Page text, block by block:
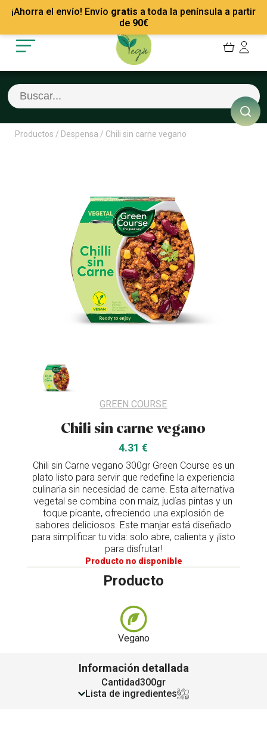
¡Ahorra el envío! Envío gratis a toda la península a partir
de 90€
Mis Pedidos
Mis favoritos
Cerrar sesión
Recetas
Empresas
Contacto
Productos / Despensa / Chili sin carne vegano
GREEN COURSE
Chili sin carne vegano
4.31 €
Chili sin Carne vegano 300gr Green Course es un
plato listo para servir que redefine la experiencia
culinaria sin necesidad de carne. Esta alternativa
vegetal se combina con maíz, judías pintas y un
toque picante, ofreciendo una explosión de
sabores deliciosos. Este manjar está diseñado
para simplificar tu vida: solo abre, calienta y ¡listo
para disfrutar!
Producto no disponible
Producto
Vegano
Información detallada
Cantidad300gr
Lista de ingredientes